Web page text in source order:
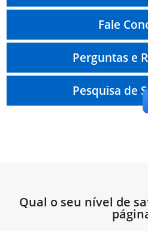
Fale
Perguntas e
Pesquisa de
Qual o seu nível de